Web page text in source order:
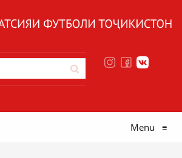
Menu ≡